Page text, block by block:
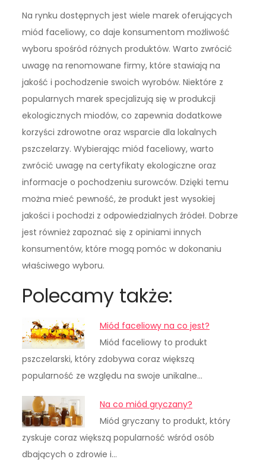
Na rynku dostępnych jest wiele marek oferujących
miód faceliowy, co daje konsumentom możliwość
wyboru spośród różnych produktów. Warto zwrócić
uwagę na renomowane firmy, które stawiają na
jakość i pochodzenie swoich wyrobów. Niektóre z
popularnych marek specjalizują się w produkcji
ekologicznych miodów, co zapewnia dodatkowe
korzyści zdrowotne oraz wsparcie dla lokalnych
pszczelarzy. Wybierając miód faceliowy, warto
zwrócić uwagę na certyfikaty ekologiczne oraz
informacje o pochodzeniu surowców. Dzięki temu
można mieć pewność, że produkt jest wysokiej
jakości i pochodzi z odpowiedzialnych źródeł. Dobrze
jest również zapoznać się z opiniami innych
konsumentów, które mogą pomóc w dokonaniu
właściwego wyboru.
Polecamy także:
Miód faceliowy na co jest?
Miód faceliowy to produkt
pszczelarski, który zdobywa coraz większą
popularność ze względu na swoje unikalne…
Na co miód gryczany?
Miód gryczany to produkt, który
zyskuje coraz większą popularność wśród osób
dbających o zdrowie i…